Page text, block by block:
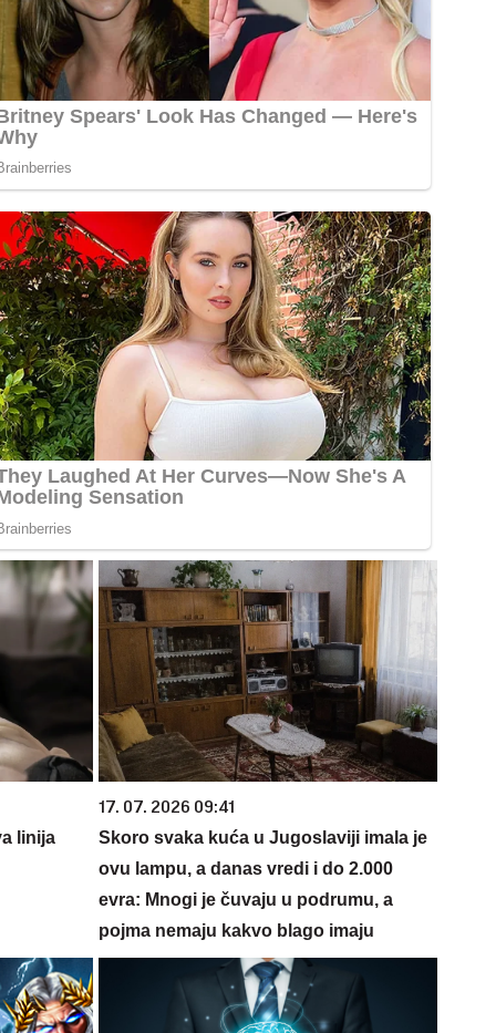
linija
17. 07. 2026 09:41
Skoro svaka kuća u Jugoslaviji imala je
ovu lampu, a danas vredi i do 2.000
evra: Mnogi je čuvaju u podrumu, a
pojma nemaju kakvo blago imaju